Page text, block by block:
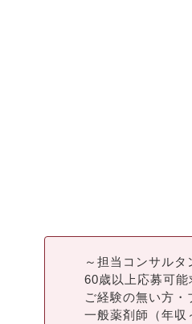
～担当コンサルタ
60歳以上応募可能
ご経験の無い方
一般薬剤師（年収